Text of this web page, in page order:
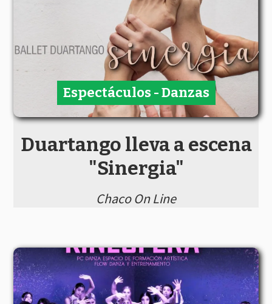
Duartango lleva a escena
"Sinergia"
Chaco On Line
Espectáculos - Danzas